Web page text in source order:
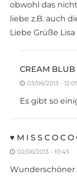
obwohl das
liebe z.B. auch
Liebe Grüße Lisa
CREAM BLUB
03/06/2013 -
Es gibt so
♥ M I S S C O C
02/06/2013 - 10:43
Wunderschöner